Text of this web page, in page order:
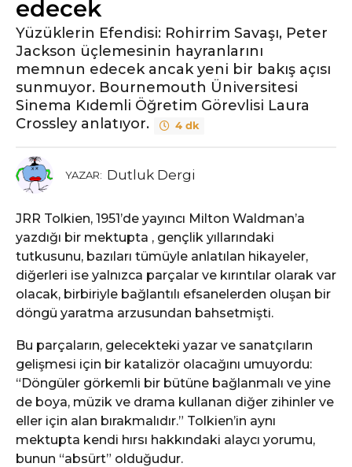
edecek
Yüzüklerin Efendisi: Rohirrim Savaşı, Peter
Jackson üçlemesinin hayranlarını
memnun edecek ancak yeni bir bakış açısı
sunmuyor. Bournemouth Üniversitesi
Sinema Kıdemli Öğretim Görevlisi Laura
Crossley anlatıyor.
4 dk
YAZAR: Dutluk Dergi
JRR Tolkien, 1951’de yayıncı Milton Waldman’a
yazdığı bir mektupta , gençlik yıllarındaki
tutkusunu, bazıları tümüyle anlatılan hikayeler,
diğerleri ise yalnızca parçalar ve kırıntılar olarak var
olacak, birbiriyle bağlantılı efsanelerden oluşan bir
döngü yaratma arzusundan bahsetmişti.
Bu parçaların, gelecekteki yazar ve sanatçıların
gelişmesi için bir katalizör olacağını umuyordu:
“Döngüler görkemli bir bütüne bağlanmalı ve yine
de boya, müzik ve drama kullanan diğer zihinler ve
eller için alan bırakmalıdır.” Tolkien’in aynı
mektupta kendi hırsı hakkındaki alaycı yorumu,
bunun “absürt” olduğudur.